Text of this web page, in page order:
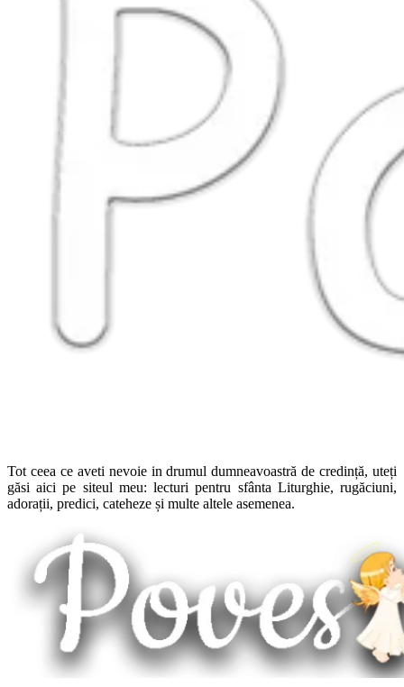
Tot ceea ce aveti nevoie in drumul dumneavoastră de credință, uteți
găsi aici pe siteul meu: lecturi pentru sfânta Liturghie, rugăciuni,
adorații, predici, cateheze și multe altele asemenea.